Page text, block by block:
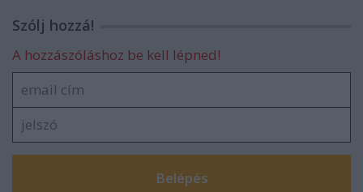
Szólj hozzá!
A hozzászóláshoz be kell lépned!